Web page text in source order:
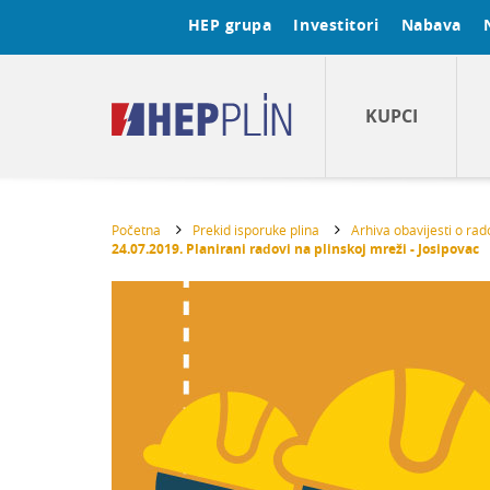
HEP grupa Investitori Nabava
KUPCI
Početna Prekid isporuke plina Arhiva obavijesti o
24.07.2019. Planirani radovi na plinskoj mreži - Josipovac